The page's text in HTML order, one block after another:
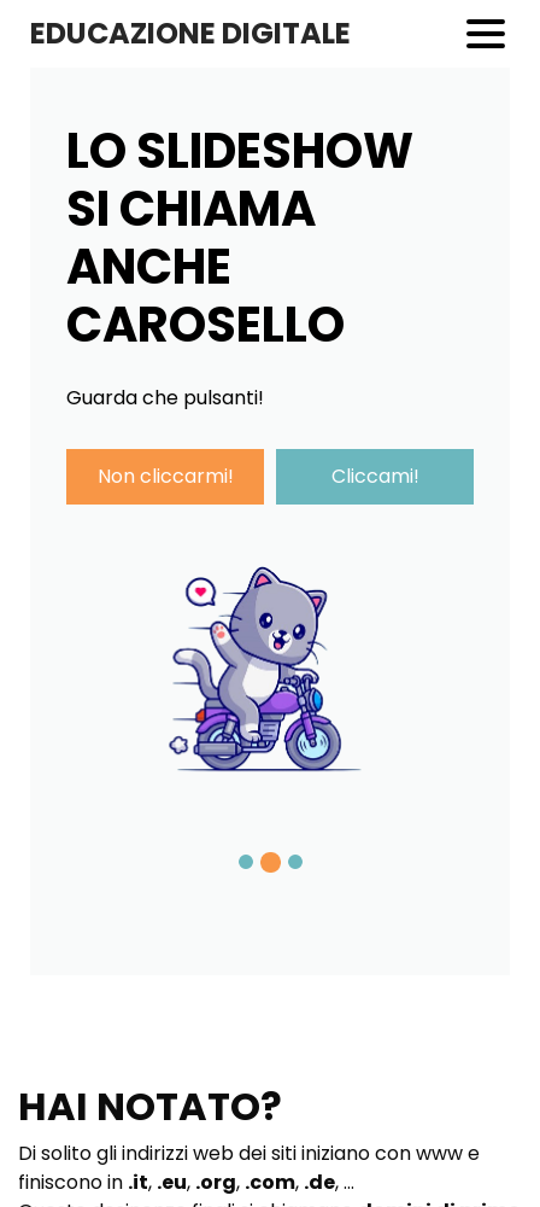
EDUCAZIONE DIGITALE
LO SLIDESHOW
SI CHIAMA
ANCHE
CAROSELLO
Guarda che pulsanti!
Non cliccarmi! Cliccami!
HAI NOTATO?
Di solito gli indirizzi web dei siti iniziano con www e
finiscono in .it, .eu, .org, .com, .de, ...